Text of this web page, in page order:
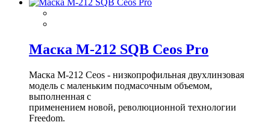
Маска M-212 SQB Ceos Pro
Маска M-212 Ceos - низкопрофильная двухлинзовая
модель с маленьким подмасочным объемом,
выполненная с
применением новой, революционной технологии
Freedom.